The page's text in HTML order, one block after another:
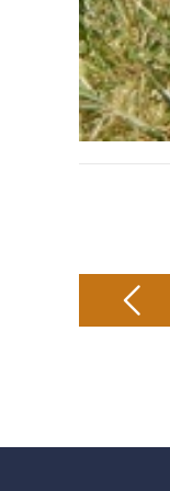
Post
navigation